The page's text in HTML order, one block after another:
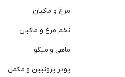
مرغ و ماکیان
تخم مرغ و ماکیان
ماهی و میگو
پودر پروتیین و مکمل